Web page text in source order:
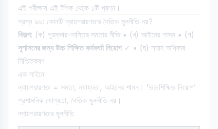
এই পরীক্ষায় এই টপিক থেকে ১টি প্রশ্ন।
প্রশ্ন ৯৬: কোনটি ন্যায়পরায়ণতার নৈতিক মূলনীতি নয়?
বিকল্প: (ক) পুরস্কার-শাস্তির সমতার নীতি • (খ) আইনের শাসন • (গ)
সুশাসনের জন্য উচ্চ শিক্ষিত কর্মকর্তা নিয়োগ ✓ • (ঘ) সমান অধিকার
নিশ্চিতকরণ
এক লাইনে
ন্যায়পরায়ণতা = সমতা, ন্যায্যতা, আইনের শাসন। 'উচ্চশিক্ষিত নিয়োগ'
প্রশাসনিক যোগ্যতা, নৈতিক মূলনীতি নয়।
ন্যায়পরায়ণতার মূলনীতি